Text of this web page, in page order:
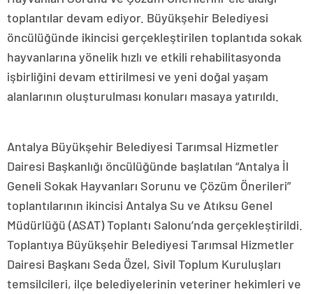
toplantılar devam ediyor. Büyükşehir Belediyesi
öncülüğünde ikincisi gerçekleştirilen toplantıda sokak
hayvanlarına yönelik hızlı ve etkili rehabilitasyonda
işbirliğini devam ettirilmesi ve yeni doğal yaşam
alanlarının oluşturulması konuları masaya yatırıldı.
Antalya Büyükşehir Belediyesi Tarımsal Hizmetler
Dairesi Başkanlığı öncülüğünde başlatılan “Antalya İl
Geneli Sokak Hayvanları Sorunu ve Çözüm Önerileri”
toplantılarının ikincisi Antalya Su ve Atıksu Genel
Müdürlüğü (ASAT) Toplantı Salonu’nda gerçekleştirildi.
Toplantıya Büyükşehir Belediyesi Tarımsal Hizmetler
Dairesi Başkanı Seda Özel, Sivil Toplum Kuruluşları
temsilcileri, ilçe belediyelerinin veteriner hekimleri ve